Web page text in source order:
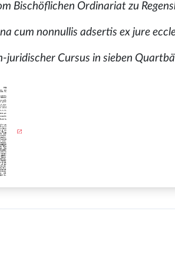
Bischöflichen Ordinariat zu
cum nonnullis adsertis ex jure
juridischer Cursus in sieben